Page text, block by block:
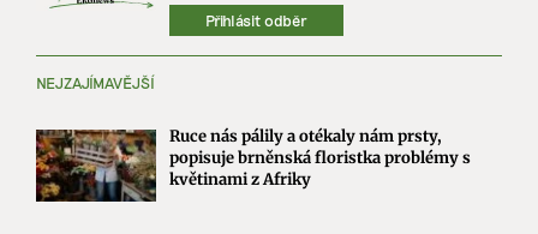
Přihlásit odběr
NEJZAJÍMAVĚJŠÍ
Ruce nás pálily a otékaly nám prsty,
popisuje brněnská floristka problémy s
květinami z Afriky